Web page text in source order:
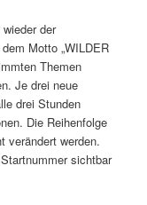
der
Motto „WILDER
Themen
Je drei neue
drei Stunden
Die Reihenfolge
verändert werden.
sichtbar